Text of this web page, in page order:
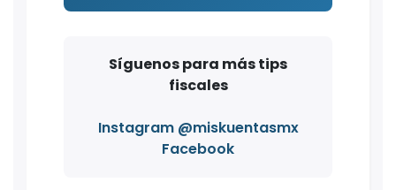
Síguenos para más tips
fiscales
Instagram @miskuentasmx
Facebook